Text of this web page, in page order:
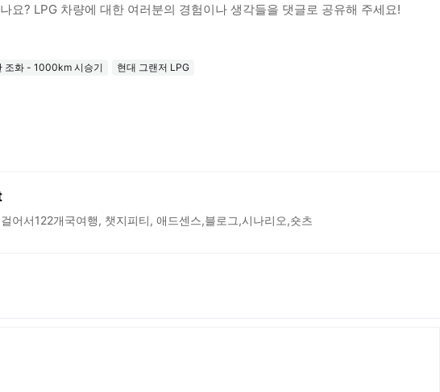
요? LPG 차량에 대한 여러분의 경험이나 생각들을 댓글로 공유해 주세요!
조화 - 1000km 시승기 현대 그랜저 LPG
어서122개국여행, 챗지피티, 애드센스,블로그,시나리오,숏츠